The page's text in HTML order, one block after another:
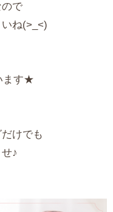
で
ね(>_<)
ます★
けでも
♪